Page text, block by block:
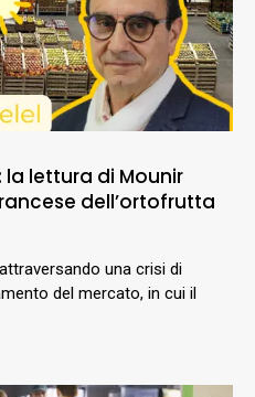
la lettura di Mounir
dell’ortofrutta
una crisi di
del mercato, in cui il